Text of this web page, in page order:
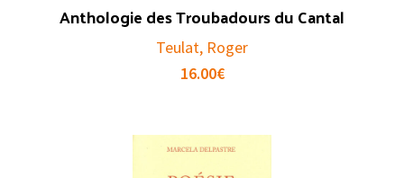
Anthologie des Troubadours du Cantal
Teulat, Roger
16.00€